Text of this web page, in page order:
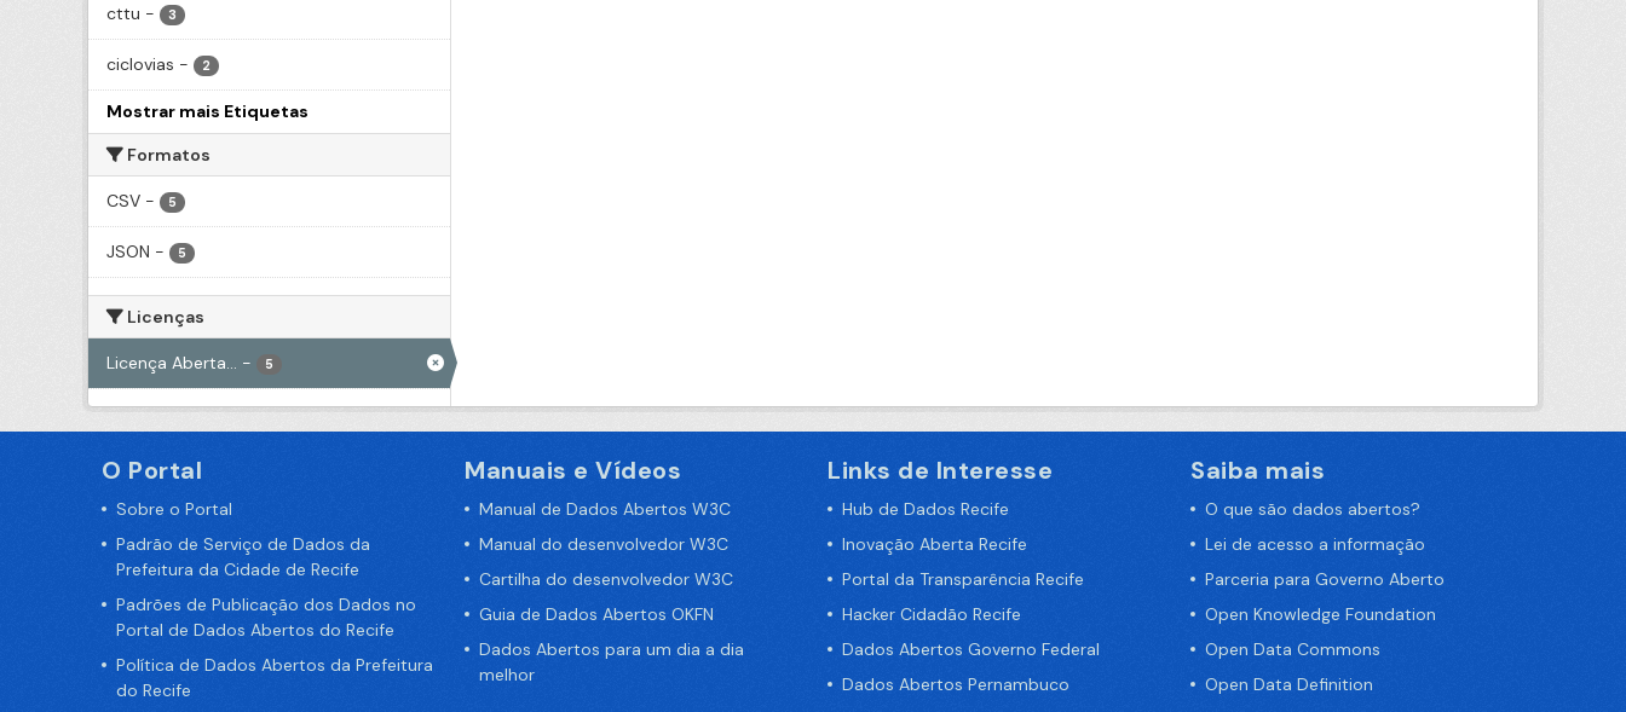
cttu - 3
ciclovias - 2
Mostrar mais Etiquetas
Formatos
CSV - 5
JSON - 5
Licenças
Licença Aberta... - 5
O Portal
Sobre o Portal
Padrão de Serviço de Dados da
Prefeitura da Cidade de Recife
Padrões de Publicação dos Dados no
Portal de Dados Abertos do Recife
Política de Dados Abertos da Prefeitura
do Recife
Manuais e Vídeos
Manual de Dados Abertos W3C
Manual do desenvolvedor W3C
Cartilha do desenvolvedor W3C
Guia de Dados Abertos OKFN
Dados Abertos para um dia a dia
melhor
Links de Interesse
Hub de Dados Recife
Inovação Aberta Recife
Portal da Transparência Recife
Hacker Cidadão Recife
Dados Abertos Governo Federal
Dados Abertos Pernambuco
Saiba mais
O que são dados abertos?
Lei de acesso a informação
Parceria para Governo Aberto
Open Knowledge Foundation
Open Data Commons
Open Data Definition